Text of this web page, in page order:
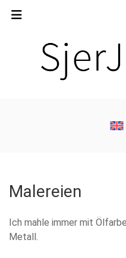
Malereien
Ich mahle immer mit
Metall.